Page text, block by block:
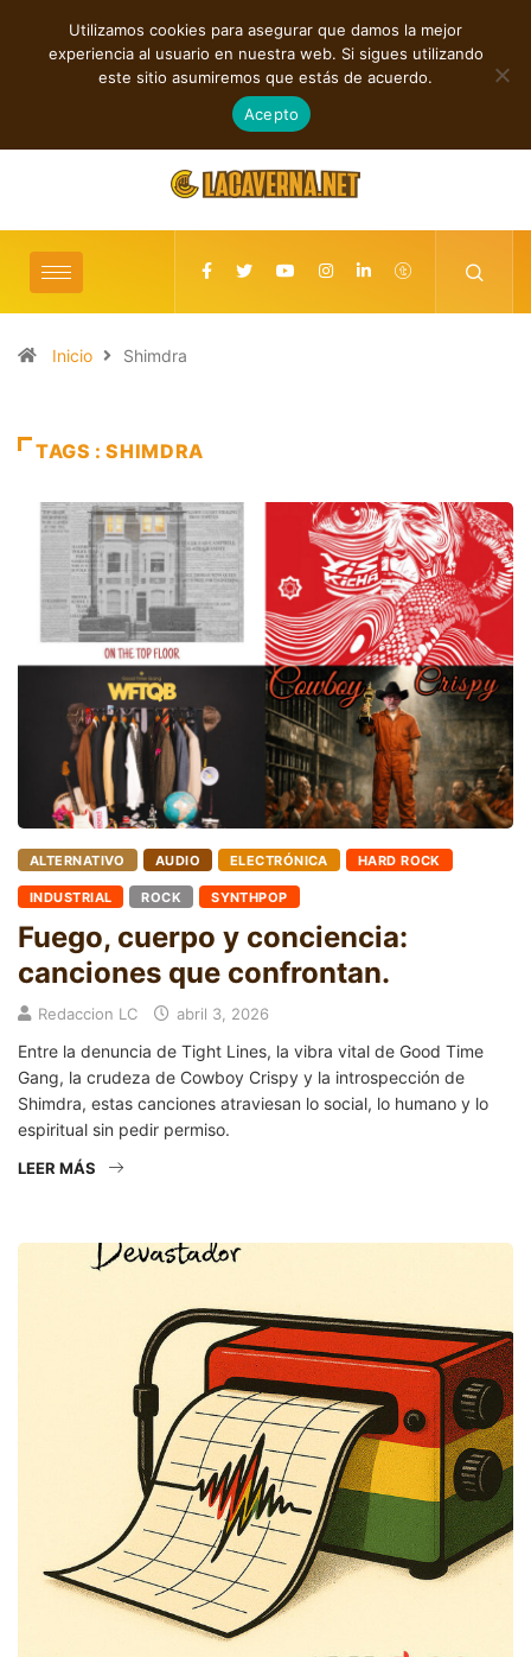
TENDENCIAS
post rock y punk
Rock, folk e indie: cuatro estrenos
agosto 7, 2026
Inicio Shimdra
TAGS : SHIMDRA
ALTERNATIVO AUDIO ELECTRÓNICA HARD ROCK
INDUSTRIAL ROCK SYNTHPOP
Fuego, cuerpo y conciencia:
canciones que confrontan.
Redaccion LC abril 3, 2026
Entre la denuncia de Tight Lines, la vibra vital de Good Time
Gang, la crudeza de Cowboy Crispy y la introspección de
Shimdra, estas canciones atraviesan lo social, lo humano y lo
espiritual sin pedir permiso.
LEER MÁS
Utilizamos cookies para asegurar que damos la mejor
experiencia al usuario en nuestra web. Si sigues utilizando
este sitio asumiremos que estás de acuerdo.
Acepto